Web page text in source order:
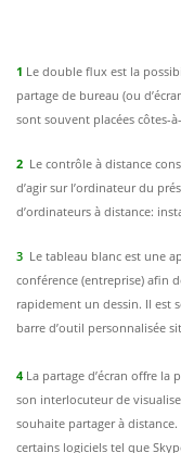
1 Le double flux est la
partage de bureau (ou
sont souvent placées côtes-
2 Le contrôle à distance
d’agir sur l’ordinateur du
d’ordinateurs à distance:
3 Le tableau blanc est une
conférence (entreprise) afin
rapidement un dessin. Il est
barre d’outil personnalisée
4 La partage d’écran offre
son interlocuteur de
souhaite partager à
certains logiciels tel que